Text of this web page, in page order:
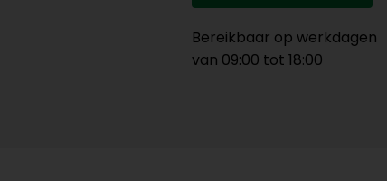
Bereikbaar op werkdagen
van 09:00 tot 18:00